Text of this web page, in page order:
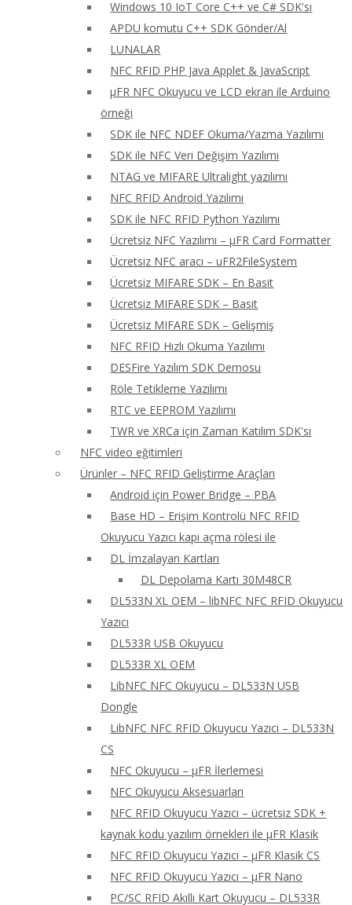
Windows 10 IoT Core C++ ve C# SDK'sı
APDU komutu C++ SDK Gönder/Al
LUNALAR
NFC RFID PHP Java Applet & JavaScript
μFR NFC Okuyucu ve LCD ekran ile Arduino
örneği
SDK ile NFC NDEF Okuma/Yazma Yazılımı
SDK ile NFC Veri Değişim Yazılımı
NTAG ve MIFARE Ultralight yazılımı
NFC RFID Android Yazılımı
SDK ile NFC RFID Python Yazılımı
Ücretsiz NFC Yazılımı – μFR Card Formatter
Ücretsiz NFC aracı – uFR2FileSystem
Ücretsiz MIFARE SDK – En Basit
Ücretsiz MIFARE SDK – Basit
Ücretsiz MIFARE SDK – Gelişmiş
NFC RFID Hızlı Okuma Yazılımı
DESFire Yazılım SDK Demosu
Röle Tetikleme Yazılımı
RTC ve EEPROM Yazılımı
TWR ve XRCa için Zaman Katılım SDK'sı
NFC video eğitimleri
Ürünler – NFC RFID Geliştirme Araçları
Android için Power Bridge – PBA
Base HD – Erişim Kontrolü NFC RFID
Okuyucu Yazıcı kapı açma rölesi ile
DL İmzalayan Kartları
DL Depolama Kartı 30M48CR
DL533N XL OEM – libNFC NFC RFID Okuyucu
Yazıcı
DL533R USB Okuyucu
DL533R XL OEM
LibNFC NFC Okuyucu – DL533N USB
Dongle
LibNFC NFC RFID Okuyucu Yazıcı – DL533N
CS
NFC Okuyucu – μFR İlerlemesi
NFC Okuyucu Aksesuarları
NFC RFID Okuyucu Yazıcı – ücretsiz SDK +
kaynak kodu yazılım örnekleri ile μFR Klasik
NFC RFID Okuyucu Yazıcı – μFR Klasik CS
NFC RFID Okuyucu Yazıcı – μFR Nano
PC/SC RFID Akıllı Kart Okuyucu – DL533R